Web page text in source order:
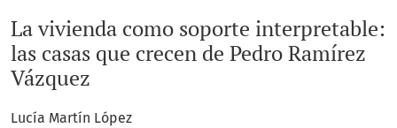
La vivienda como soporte interpretable:
las casas que crecen de Pedro Ramírez
Vázquez
Lucía Martín López